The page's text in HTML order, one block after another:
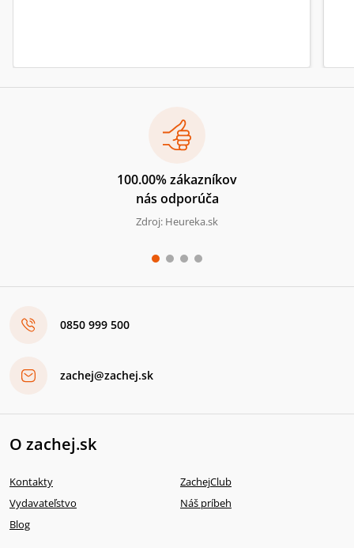
100.00% zákazníkov
nás odporúča
Zdroj: Heureka.sk
0850 999 500
zachej@zachej.sk
O zachej.sk
Kontakty
ZachejClub
Vydavateľstvo
Náš príbeh
Blog